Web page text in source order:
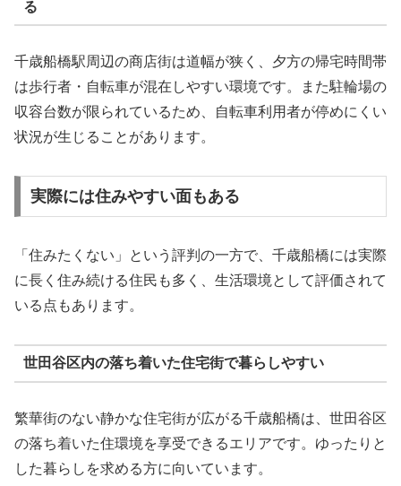
る
千歳船橋駅周辺の商店街は道幅が狭く、夕方の帰宅時間帯
は歩行者・自転車が混在しやすい環境です。また駐輪場の
収容台数が限られているため、自転車利用者が停めにくい
状況が生じることがあります。
実際には住みやすい面もある
「住みたくない」という評判の一方で、千歳船橋には実際
に長く住み続ける住民も多く、生活環境として評価されて
いる点もあります。
世田谷区内の落ち着いた住宅街で暮らしやすい
繁華街のない静かな住宅街が広がる千歳船橋は、世田谷区
の落ち着いた住環境を享受できるエリアです。ゆったりと
した暮らしを求める方に向いています。